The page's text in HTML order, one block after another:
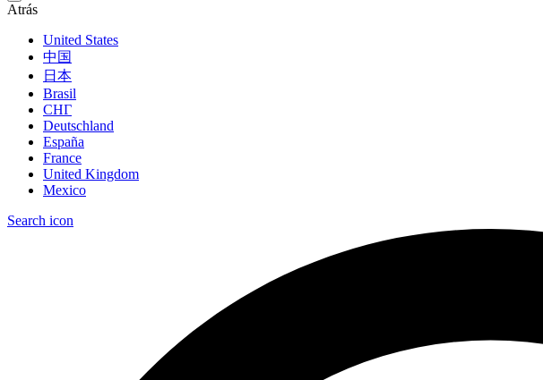
Atrás
United States
中国
日本
Brasil
СНГ
Deutschland
España
France
United Kingdom
Mexico
Search icon